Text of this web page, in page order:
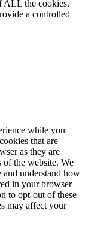
ALL the cookies.
a controlled
while you
that are
as they are
the website. We
and understand how
in your browser
to opt-out of these
may affect your